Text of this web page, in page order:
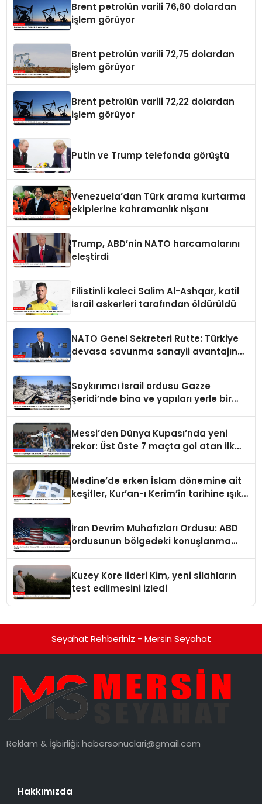
Brent petrolün varili 76,60 dolardan
işlem görüyor
Brent petrolün varili 72,75 dolardan
işlem görüyor
Brent petrolün varili 72,22 dolardan
işlem görüyor
Putin ve Trump telefonda görüştü
Venezuela’dan Türk arama kurtarma
ekiplerine kahramanlık nişanı
Trump, ABD’nin NATO harcamalarını
eleştirdi
Filistinli kaleci Salim Al-Ashqar, katil
İsrail askerleri tarafından öldürüldü
NATO Genel Sekreteri Rutte: Türkiye
devasa savunma sanayii avantajına
Soykırımcı İsrail ordusu Gazze
Şeridi’nde bina ve yapıları yerle bir
Messi’den Dünya Kupası’nda yeni
rekor: Üst üste 7 maçta gol atan ilk
Medine’de erken İslam dönemine ait
keşifler, Kur’an-ı Kerim’in tarihine ışık
İran Devrim Muhafızları Ordusu: ABD
ordusunun bölgedeki konuşlanma
Kuzey Kore lideri Kim, yeni silahların
test edilmesini izledi
Seyahat Rehberiniz - Mersin Seyahat
Reklam & İşbirliği:habersonuclari@gmail.com
Hakkımızda